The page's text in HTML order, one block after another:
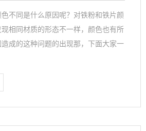
不同是什么原因呢？对铁粉和铁片颜
相同材质的形态不一样，颜色也有所
成的这种问题的出现那，下面大家一